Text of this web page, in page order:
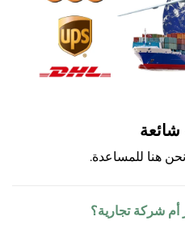
شائعة
هنا للمساعدة.